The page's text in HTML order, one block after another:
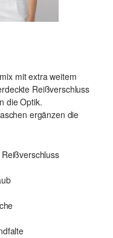
mit extra weitem
Reißverschluss
die Optik.
ergänzen die